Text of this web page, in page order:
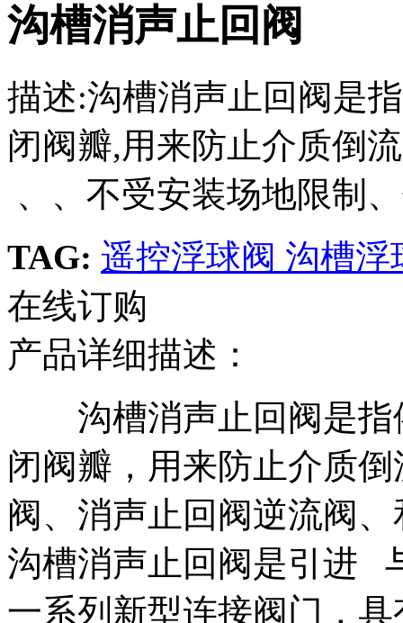
沟槽消声止回阀
描述:沟槽消声止回阀是
闭阀瓣,用来防止介质倒
、、不受安装场地限制
TAG: 遥控浮球阀 沟槽
在线订购
产品详细描述：
沟槽消声止回阀是指
闭阀瓣，用来防止介质
阀、消声止回阀逆流阀
沟槽消声止回阀是引进
一系列新型连接阀门，